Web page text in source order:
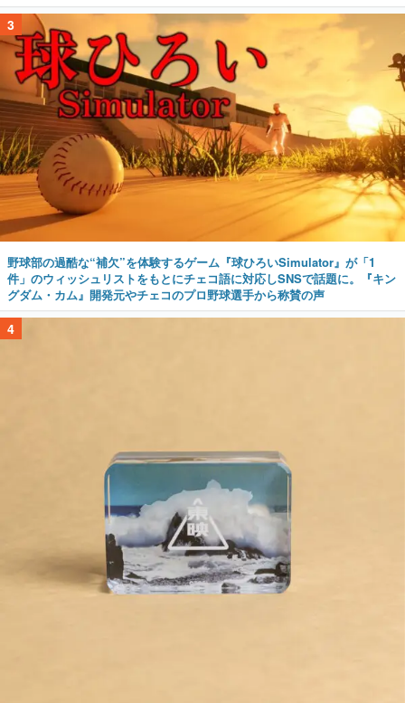
3
野球部の過酷な“補欠”を体験するゲーム『球ひろいSimulator』が「1
件」のウィッシュリストをもとにチェコ語に対応しSNSで話題に。『キン
グダム・カム』開発元やチェコのプロ野球選手から称賛の声
4